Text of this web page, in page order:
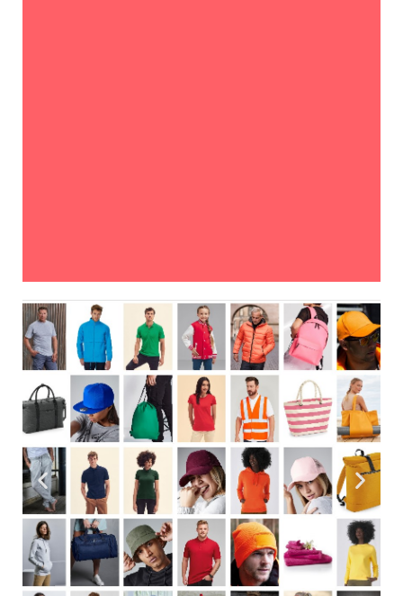
BEDRIJFSKLEDING
Groot of klein, voor al uw kleding moet u bij 2 Fit In
zijn! Bedrijfskleding heeft de hoofdrol in uitstraling
van uw bedrijf. Naast het feit dat het een juiste
pasvorm moet hebben kan de bedrijfskleding ook
letterlijk de drager zijn van uw huisstijl. Neem een
kijkje in ons assortiment. Wees welkom en kom
langs in onze showroom!